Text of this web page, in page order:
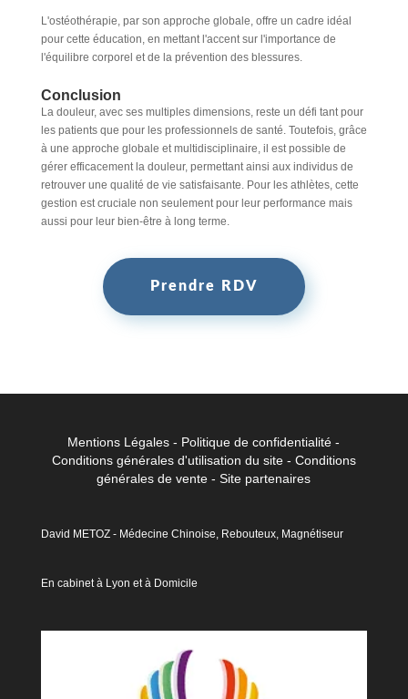
L'ostéothérapie, par son approche globale, offre un cadre idéal
pour cette éducation, en mettant l'accent sur l'importance de
l'équilibre corporel et de la prévention des blessures.
Conclusion
La douleur, avec ses multiples dimensions, reste un défi tant pour
les patients que pour les professionnels de santé. Toutefois, grâce
à une approche globale et multidisciplinaire, il est possible de
gérer efficacement la douleur, permettant ainsi aux individus de
retrouver une qualité de vie satisfaisante. Pour les athlètes, cette
gestion est cruciale non seulement pour leur performance mais
aussi pour leur bien-être à long terme.
Prendre RDV
Mentions Légales - Politique de confidentialité -
Conditions générales d'utilisation du site- Conditions
générales de vente -Site partenaires
David METOZ - Médecine Chinoise, Rebouteux, Magnétiseur
En cabinet à Lyon et à Domicile